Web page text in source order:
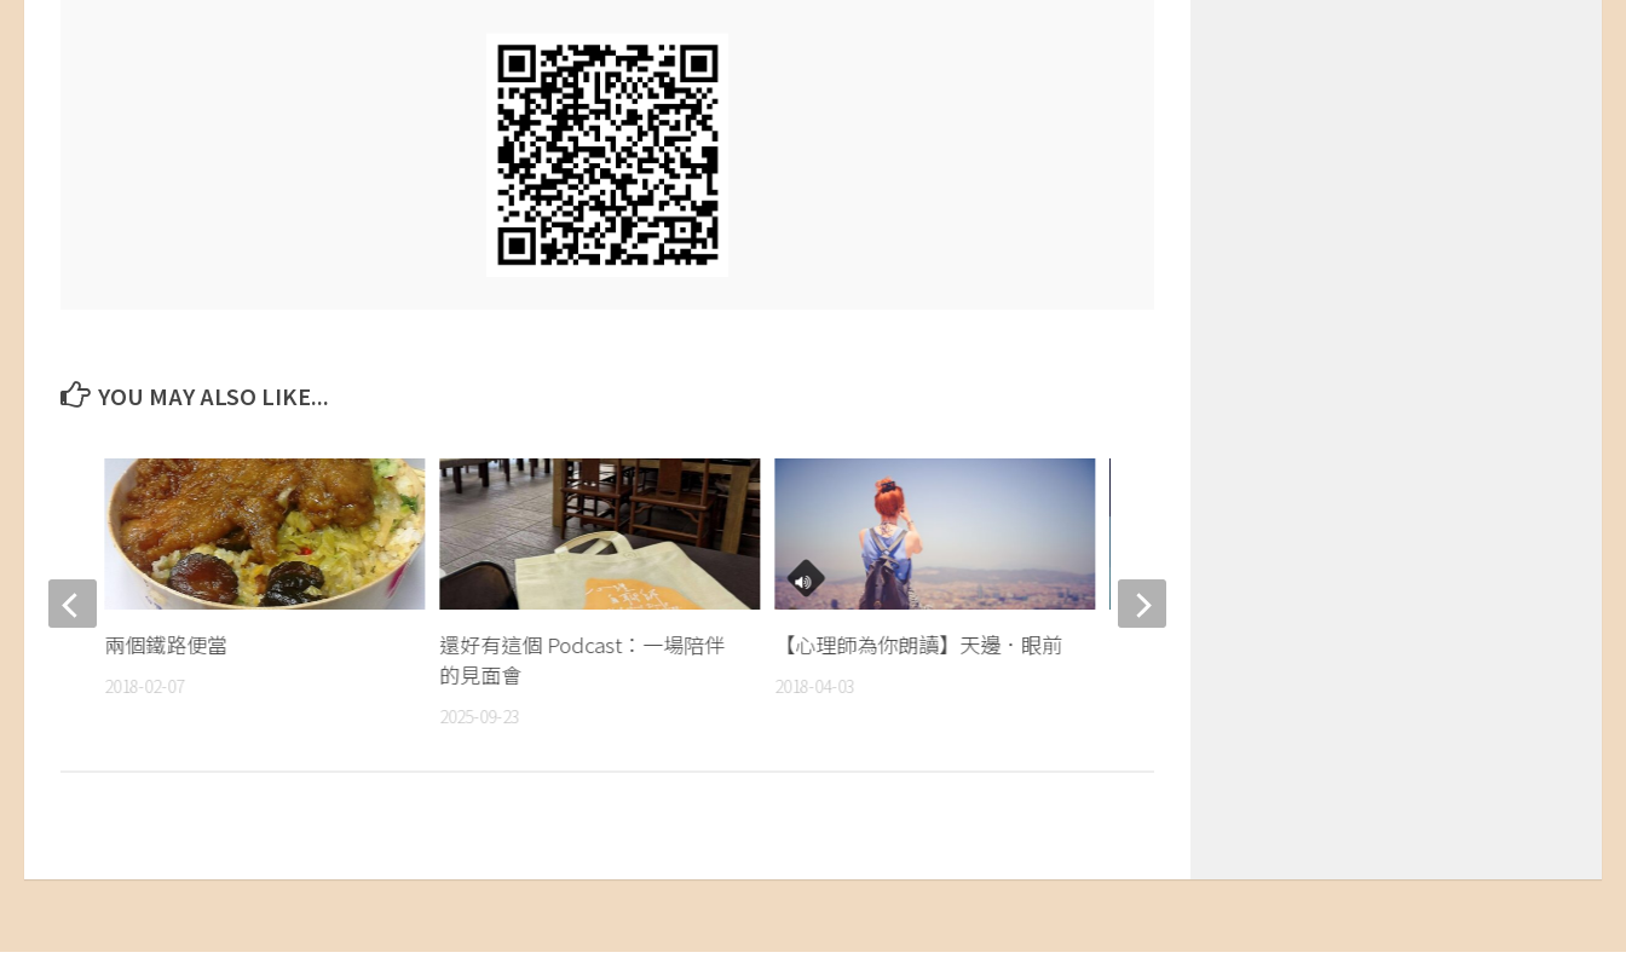
YOU MAY ALSO LIKE...
還好有這個 Podcast：一場陪伴
的見面會
2025-09-23
【心理師為你朗讀】天邊．眼前
2018-04-03
兩個鐵路便當
2018-02-07